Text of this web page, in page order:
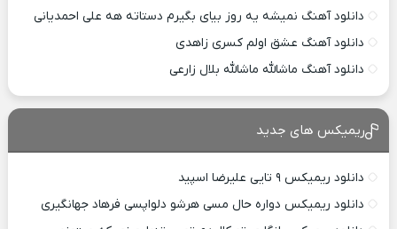
دانلود آهنگ نمیشه یه روز بیای بگیرم دستاته هه علی احمدیانی
دانلود آهنگ عشق اولم کسری زاهدی
دانلود آهنگ ماشالله ماشالله بلال زارعی
ریمیکس های جدید
دانلود ریمیکس ۹ تایی علیرضا اسپید
دانلود ریمیکس دواره حال مسی هرشو دلواپسی فرهاد جهانگیری